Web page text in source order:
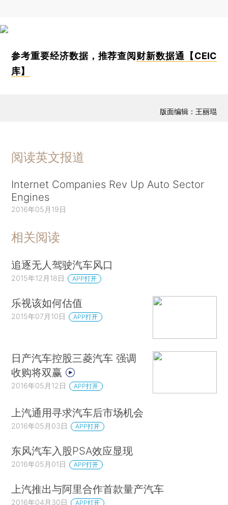
参考重要经济数据，推荐查阅 财新数据通【CEIC
库】
版面编辑：王丽琨
阅读英文报道
Internet Companies Rev Up Auto Sector
Engines
2016年05月19日
相关阅读
追逐无人驾驶汽车风口
2015年12月18日 APP打开
乐视该如何估值
2015年07月10日 APP打开
日产汽车控股三菱汽车 强调
收购将双赢
2016年05月12日 APP打开
上汽通用寻求汽车后市场机会
2016年05月03日 APP打开
东风汽车入股PSA效应显现
2016年05月01日 APP打开
上汽推出与阿里合作首款量产汽车
2016年04月30日 APP打开